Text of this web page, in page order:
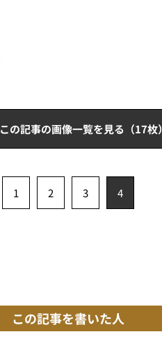
この記事の画像一覧を見る（17枚）
1 2 3 4
この記事を書いた人